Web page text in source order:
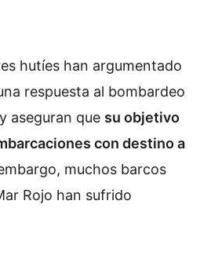
hutíes han argumentado
respuesta al bombardeo
aseguran que su objetivo
con destino a
muchos barcos
Rojo han sufrido